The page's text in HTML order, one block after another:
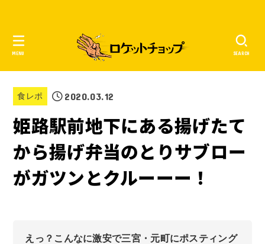
SEARCH
MENU
食レポ 2020.03.12
姫路駅前地下にある揚げたて
から揚げ弁当のとりサブロー
がガツンとクルーーー！
えっ？こんなに激安で三宮・元町にポスティング